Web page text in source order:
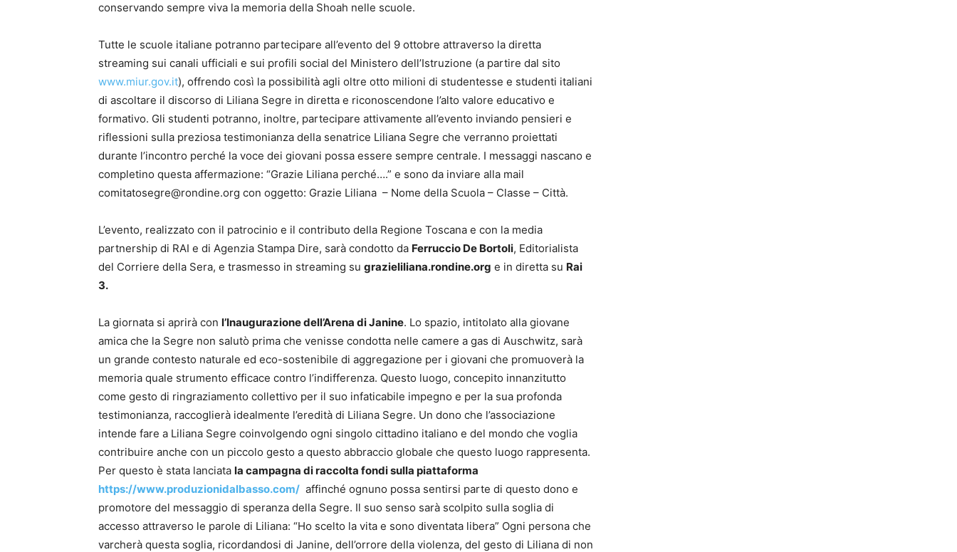
conservando sempre viva la memoria della Shoah nelle scuole.
Tutte le scuole italiane potranno partecipare all’evento del 9 ottobre attraverso la diretta
streaming sui canali ufficiali e sui profili social del Ministero dell’Istruzione (a partire dal sito
www.miur.gov.it), offrendo così la possibilità agli oltre otto milioni di studentesse e studenti italiani
di ascoltare il discorso di Liliana Segre in diretta e riconoscendone l’alto valore educativo e
formativo. Gli studenti potranno, inoltre, partecipare attivamente all’evento inviando pensieri e
riflessioni sulla preziosa testimonianza della senatrice Liliana Segre che verranno proiettati
durante l’incontro perché la voce dei giovani possa essere sempre centrale. I messaggi nascano e
completino questa affermazione: “Grazie Liliana perché….” e sono da inviare alla mail
comitatosegre@rondine.org con oggetto: Grazie Liliana – Nome della Scuola – Classe – Città.
L’evento, realizzato con il patrocinio e il contributo della Regione Toscana e con la media
partnership di RAI e di Agenzia Stampa Dire, sarà condotto da Ferruccio De Bortoli, Editorialista
del Corriere della Sera, e trasmesso in streaming su grazieliliana.rondine.org e in diretta su Rai
3.
La giornata si aprirà con l’Inaugurazione dell’Arena di Janine. Lo spazio, intitolato alla giovane
amica che la Segre non salutò prima che venisse condotta nelle camere a gas di Auschwitz, sarà
un grande contesto naturale ed eco-sostenibile di aggregazione per i giovani che promuoverà la
memoria quale strumento efficace contro l’indifferenza. Questo luogo, concepito innanzitutto
come gesto di ringraziamento collettivo per il suo infaticabile impegno e per la sua profonda
testimonianza, raccoglierà idealmente l’eredità di Liliana Segre. Un dono che l’associazione
intende fare a Liliana Segre coinvolgendo ogni singolo cittadino italiano e del mondo che voglia
contribuire anche con un piccolo gesto a questo abbraccio globale che questo luogo rappresenta.
Per questo è stata lanciata la campagna di raccolta fondi sulla piattaforma
https://www.produzionidalbasso.com/ affinché ognuno possa sentirsi parte di questo dono e
promotore del messaggio di speranza della Segre. Il suo senso sarà scolpito sulla soglia di
accesso attraverso le parole di Liliana: “Ho scelto la vita e sono diventata libera” Ogni persona che
varcherà questa soglia, ricordandosi di Janine, dell’orrore della violenza, del gesto di Liliana di non